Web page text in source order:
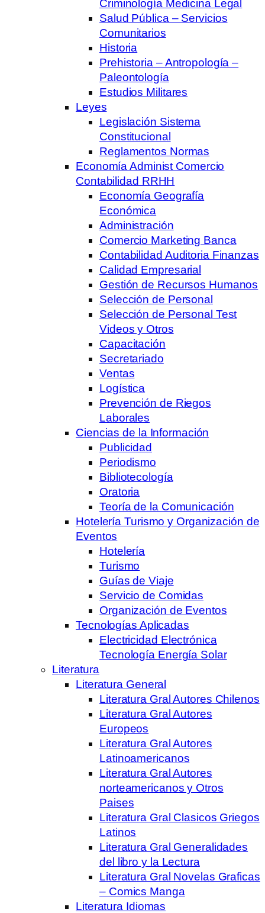
Criminología Medicina Legal
Salud Pública – Servicios
Comunitarios
Historia
Prehistoria – Antropología –
Paleontología
Estudios Militares
Leyes
Legislación Sistema
Constitucional
Reglamentos Normas
Economía Administ Comercio
Contabilidad RRHH
Economía Geografía
Económica
Administración
Comercio Marketing Banca
Contabilidad Auditoria Finanzas
Calidad Empresarial
Gestión de Recursos Humanos
Selección de Personal
Selección de Personal Test
Videos y Otros
Capacitación
Secretariado
Ventas
Logística
Prevención de Riegos
Laborales
Ciencias de la Información
Publicidad
Periodismo
Bibliotecología
Oratoria
Teoría de la Comunicación
Hotelería Turismo y Organización de
Eventos
Hotelería
Turismo
Guías de Viaje
Servicio de Comidas
Organización de Eventos
Tecnologías Aplicadas
Electricidad Electrónica
Tecnología Energía Solar
Literatura
Literatura General
Literatura Gral Autores Chilenos
Literatura Gral Autores
Europeos
Literatura Gral Autores
Latinoamericanos
Literatura Gral Autores
norteamericanos y Otros
Paises
Literatura Gral Clasicos Griegos
Latinos
Literatura Gral Generalidades
del libro y la Lectura
Literatura Gral Novelas Graficas
– Comics Manga
Literatura Idiomas